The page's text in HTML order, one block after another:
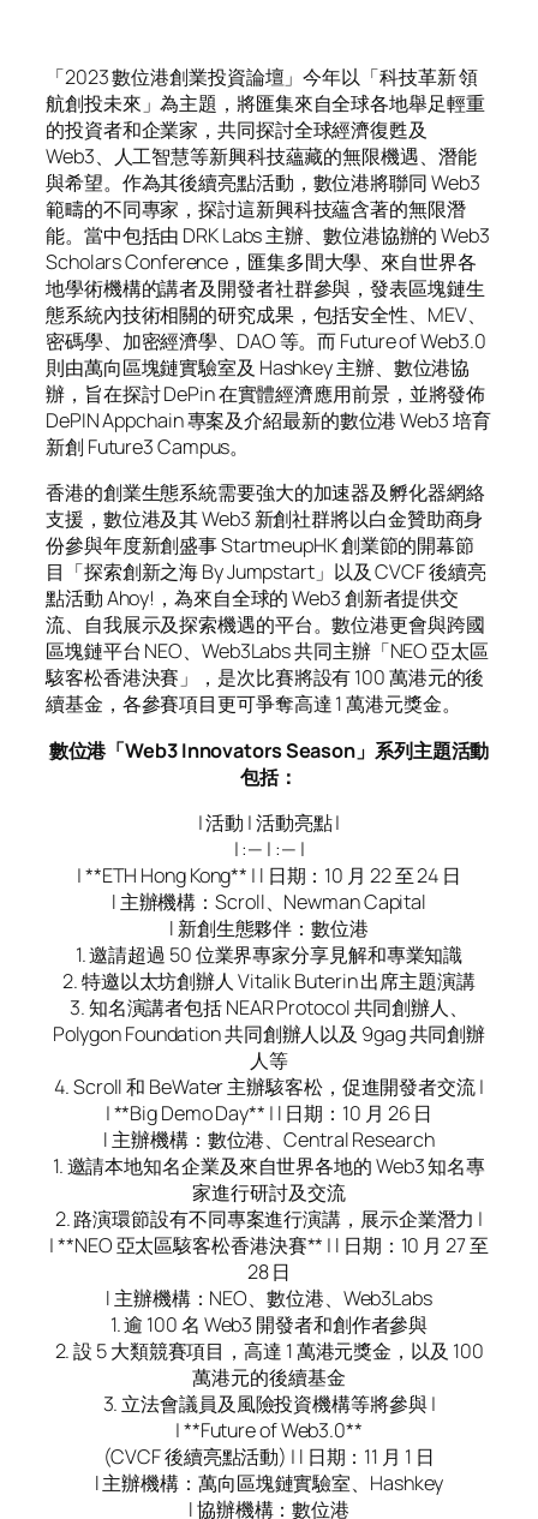
「2023 數位港創業投資論壇」今年以「科技革新 領
航創投未來」為主題，將匯集來自全球各地舉足輕重
的投資者和企業家，共同探討全球經濟復甦及
Web3、人工智慧等新興科技蘊藏的無限機遇、潛能
與希望。作為其後續亮點活動，數位港將聯同 Web3
範疇的不同專家，探討這新興科技蘊含著的無限潛
能。當中包括由 DRK Labs 主辦、數位港協辦的 Web3
Scholars Conference，匯集多間大學、來自世界各
地學術機構的講者及開發者社群參與，發表區塊鏈生
態系統內技術相關的研究成果，包括安全性、MEV、
密碼學、加密經濟學、DAO 等。而 Future of Web3.0
則由萬向區塊鏈實驗室及 Hashkey 主辦、數位港協
辦，旨在探討 DePin 在實體經濟應用前景，並將發佈
DePIN Appchain 專案及介紹最新的數位港 Web3 培育
新創 Future3 Campus。
香港的創業生態系統需要強大的加速器及孵化器網絡
支援，數位港及其 Web3 新創社群將以白金贊助商身
份參與年度新創盛事 StartmeupHK 創業節的開幕節
目「探索創新之海 By Jumpstart」以及 CVCF 後續亮
點活動 Ahoy!，為來自全球的 Web3 創新者提供交
流、自我展示及探索機遇的平台。數位港更會與跨國
區塊鏈平台 NEO、Web3Labs 共同主辦「NEO 亞太區
駭客松香港決賽」，是次比賽將設有 100 萬港元的後
續基金，各參賽項目更可爭奪高達 1 萬港元獎金。
數位港「Web3 Innovators Season」系列主題活動
包括：
| 活動 | 活動亮點 |
| :— | :— |
| **ETH Hong Kong** | l 日期：10 月 22 至 24 日
l 主辦機構：Scroll、Newman Capital
l 新創生態夥伴：數位港
1. 邀請超過 50 位業界專家分享見解和專業知識
2. 特邀以太坊創辦人 Vitalik Buterin 出席主題演講
3. 知名演講者包括 NEAR Protocol 共同創辦人、
Polygon Foundation 共同創辦人以及 9gag 共同創辦
人等
4. Scroll 和 BeWater 主辦駭客松，促進開發者交流 |
| **Big Demo Day** | l 日期：10 月 26 日
l 主辦機構：數位港、Central Research
1. 邀請本地知名企業及來自世界各地的 Web3 知名專
家進行研討及交流
2. 路演環節設有不同專案進行演講，展示企業潛力 |
| **NEO 亞太區駭客松香港決賽** | l 日期：10 月 27 至
28 日
l 主辦機構：NEO、數位港、Web3Labs
1. 逾 100 名 Web3 開發者和創作者參與
2. 設 5 大類競賽項目，高達 1 萬港元獎金，以及 100
萬港元的後續基金
3. 立法會議員及風險投資機構等將參與 |
| **Future of Web3.0**
(CVCF 後續亮點活動) | l 日期：11 月 1 日
l 主辦機構：萬向區塊鏈實驗室、Hashkey
l 協辦機構：數位港